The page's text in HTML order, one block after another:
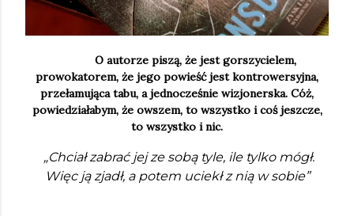
O autorze piszą, że jest gorszycielem,
prowokatorem, że jego powieść jest kontrowersyjna,
przełamująca tabu, a jednocześnie wizjonerska. Cóż,
powiedziałabym, że owszem, to wszystko i coś jeszcze,
to wszystko i nic.
„Chciał zabrać jej ze sobą tyle, ile tylko mógł.
Więc ją zjadł, a potem uciekł z nią w sobie”